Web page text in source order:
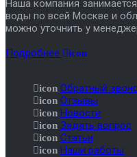
Наша компания
воды по всей Москве и
можно уточнить у
Подробнее
icon
icon Обратный
icon Отзывы
icon Новости
icon Задать вопрос
icon Статьи
icon Наши работы